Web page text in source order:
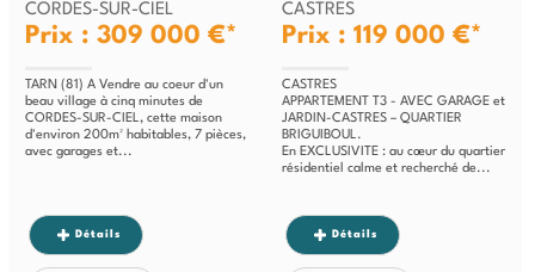
CORDES-SUR-CIEL
Prix : 309 000 €*
TARN (81) A Vendre au coeur d'un
beau village à cinq minutes de
CORDES-SUR-CIEL, cette maison
d'environ 200m² habitables, 7 pièces,
avec garages et...
Détails
CASTRES
Prix : 119 000 €*
CASTRES
APPARTEMENT T3 - AVEC GARAGE et
JARDIN-CASTRES – QUARTIER
BRIGUIBOUL.
En EXCLUSIVITE : au cœur du quartier
résidentiel calme et recherché de...
Détails